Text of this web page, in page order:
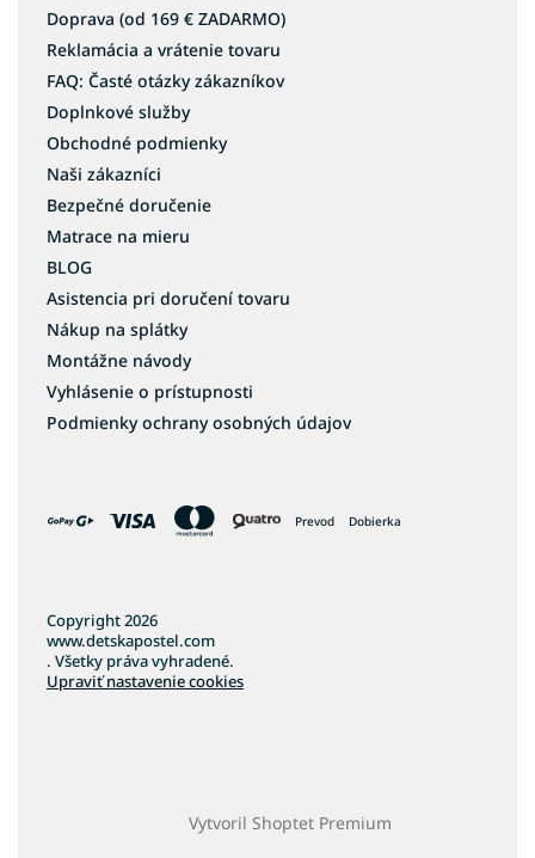
Doprava (od 169 € ZADARMO)
Reklamácia a vrátenie tovaru
FAQ: Časté otázky zákazníkov
Doplnkové služby
Obchodné podmienky
Naši zákazníci
Bezpečné doručenie
Matrace na mieru
BLOG
Asistencia pri doručení tovaru
Nákup na splátky
Montážne návody
Vyhlásenie o prístupnosti
Podmienky ochrany osobných údajov
Prevod Dobierka
Vytvoril Shoptet Premium
Copyright 2026
www.detskapostel.com
. Všetky práva vyhradené.
Upraviť nastavenie cookies